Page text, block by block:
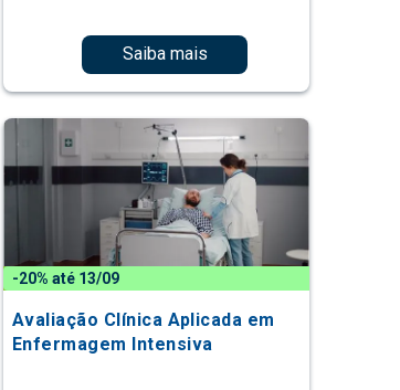
Saiba mais
-20% até 13/09
Avaliação Clínica Aplicada em
Enfermagem Intensiva